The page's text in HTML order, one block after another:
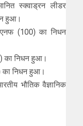
स्क्वाड्रन लीडर
हुआ।
(100) का निधन
का निधन हुआ।
का निधन हुआ।
भौतिक वैज्ञानिक